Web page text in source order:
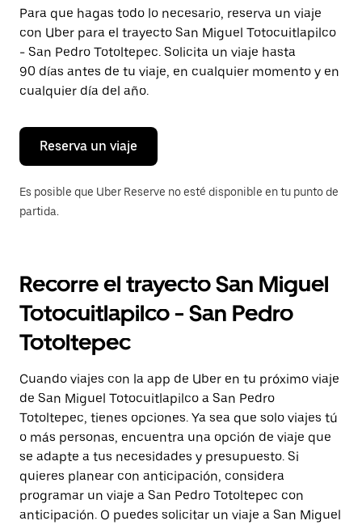
Presiona
la
tecla Esc
para
cerrar
el
calendario.
Para que hagas todo lo necesario, reserva un viaje
con Uber para el trayecto San Miguel Totocuitlapilco
- San Pedro Totoltepec. Solicita un viaje hasta
90 días antes de tu viaje, en cualquier momento y en
cualquier día del año.
Reserva un viaje
Es posible que Uber Reserve no esté disponible en tu punto de
partida.
Recorre el trayecto San Miguel
Totocuitlapilco - San Pedro
Totoltepec
Cuando viajes con la app de Uber en tu próximo viaje
de San Miguel Totocuitlapilco a San Pedro
Totoltepec, tienes opciones. Ya sea que solo viajes tú
o más personas, encuentra una opción de viaje que
se adapte a tus necesidades y presupuesto. Si
quieres planear con anticipación, considera
programar un viaje a San Pedro Totoltepec con
anticipación. O puedes solicitar un viaje a San Miguel